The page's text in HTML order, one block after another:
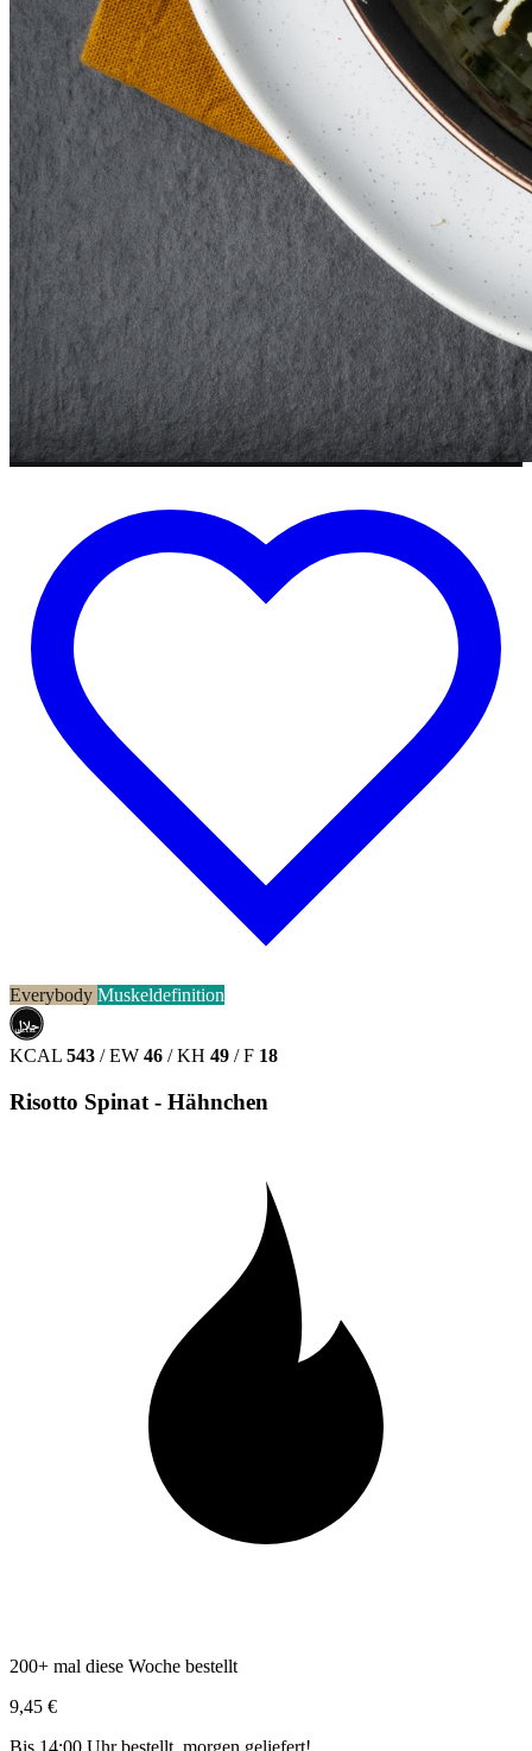
Everybody Muskeldefinition
حلال
HALAL
KCAL 543 / EW 46 / KH 49 / F 18
Risotto Spinat - Hähnchen
200+ mal diese Woche bestellt
9,45 €
Bis 14:00 Uhr bestellt, morgen geliefert!